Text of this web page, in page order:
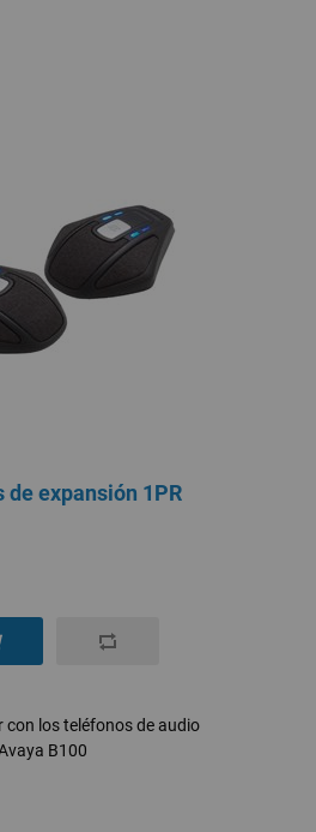
expansión 1PR
los teléfonos de audio
B100